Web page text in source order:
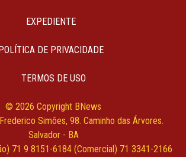
EXPEDIENTE
POLÍTICA DE PRIVACIDADE
TERMOS DE USO
© 2026 Copyright BNews
Simões, 98. Caminho das Árvores.
Salvador - BA
71 9 8151-6184 (Comercial) 71 3341-2166